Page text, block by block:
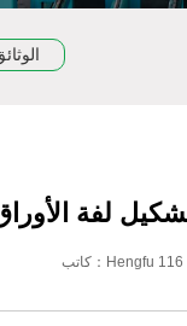
لفة